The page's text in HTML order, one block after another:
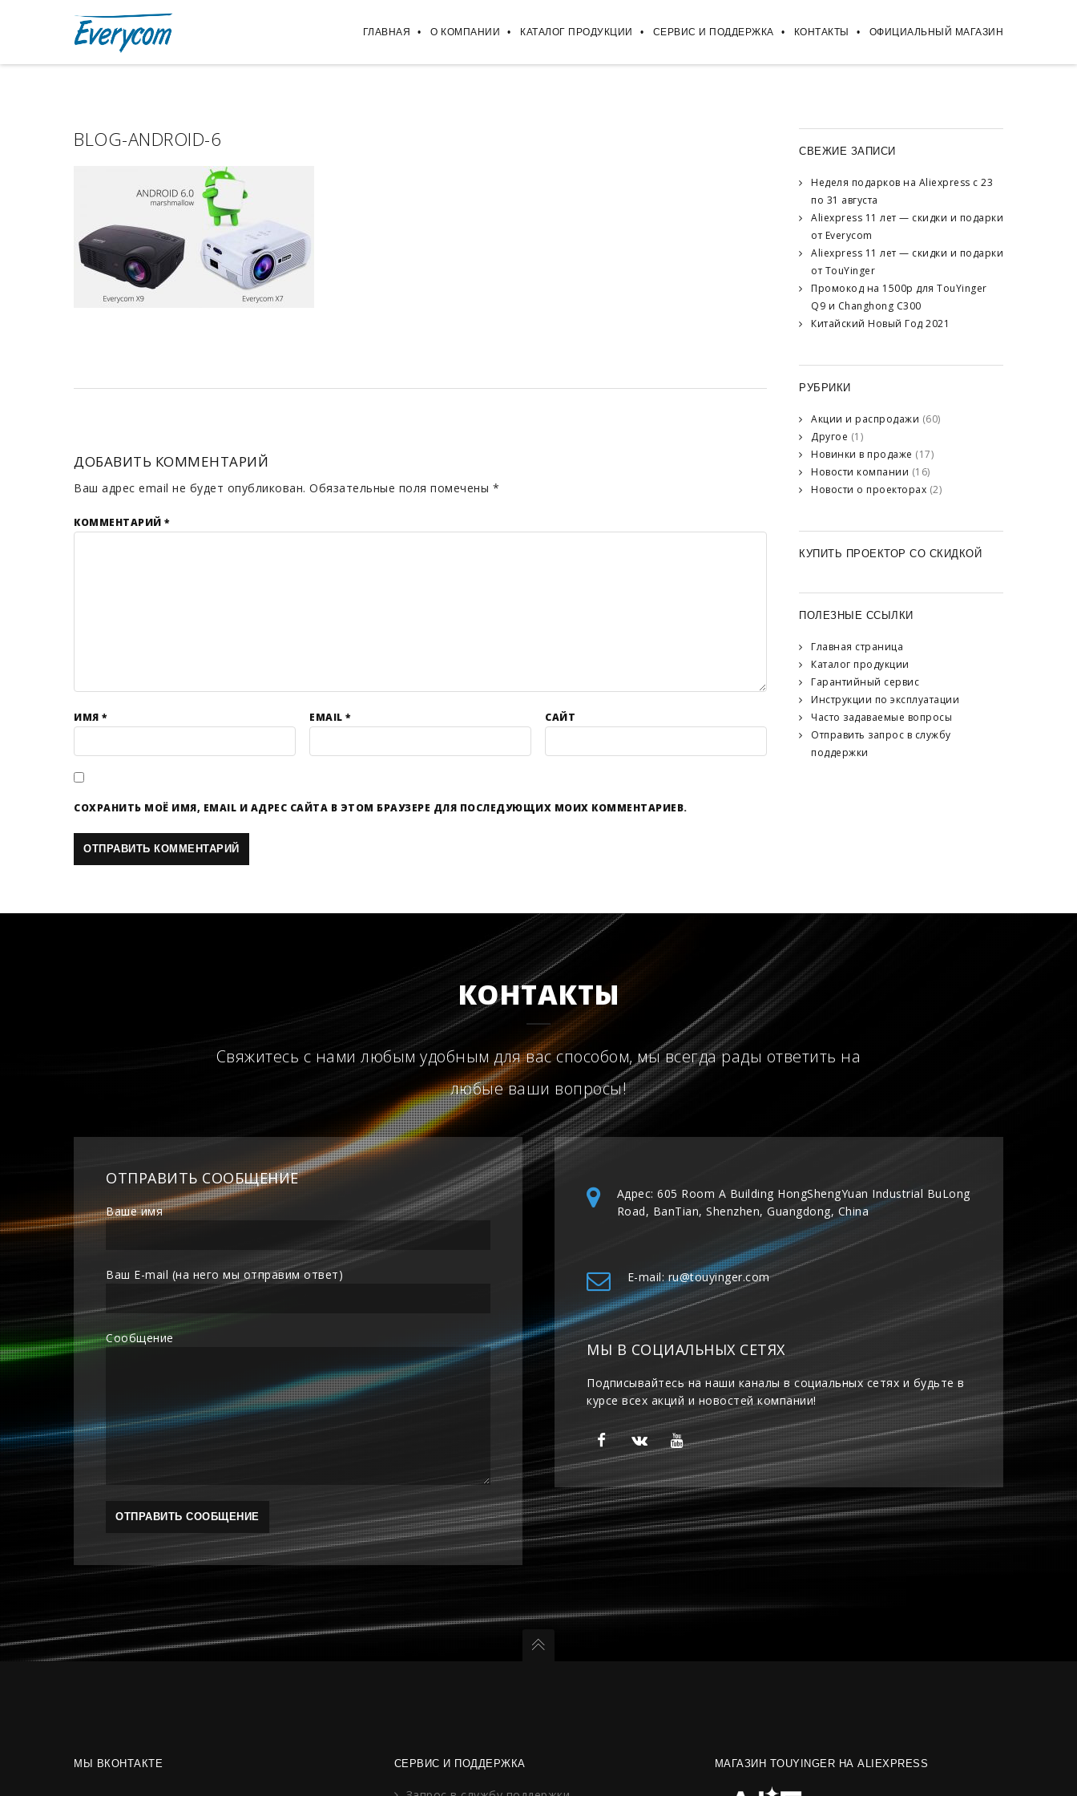
ГЛАВНАЯ О КОМПАНИИ КАТАЛОГ ПРОДУКЦИИ СЕРВИС И ПОДДЕРЖКА КОНТАКТЫ ОФИЦИАЛЬНЫЙ МАГАЗИН
BLOG-ANDROID-6
ДОБАВИТЬ КОММЕНТАРИЙ
Ваш адрес email не будет опубликован. Обязательные поля помечены *
КОММЕНТАРИЙ *
ИМЯ * EMAIL* САЙТ
СОХРАНИТЬ МОЁ ИМЯ, EMAIL И АДРЕС САЙТА В ЭТОМ БРАУЗЕРЕ ДЛЯ ПОСЛЕДУЮЩИХ МОИХ КОММЕНТАРИЕВ.
СВЕЖИЕ ЗАПИСИ
Неделя подарков на Aliexpress с 23
по 31 августа
Aliexpress 11 лет — скидки и подарки
от Everycom
Aliexpress 11 лет — скидки и подарки
от TouYinger
Промокод на 1500р для TouYinger
Q9 и Changhong C300
Китайский Новый Год 2021
РУБРИКИ
Акции и распродажи (60)
Другое (1)
Новинки в продаже (17)
Новости компании (16)
Новости о проекторах (2)
КУПИТЬ ПРОЕКТОР СО СКИДКОЙ
ПОЛЕЗНЫЕ ССЫЛКИ
Главная страница
Каталог продукции
Гарантийный сервис
Инструкции по эксплуатации
Часто задаваемые вопросы
Отправить запрос в службу
поддержки
КОНТАКТЫ
Свяжитесь с нами любым удобным для вас способом, мы всегда рады ответить на
любые ваши вопросы!
ОТПРАВИТЬ СООБЩЕНИЕ
Ваше имя
Ваш E-mail (на него мы отправим ответ)
Сообщение
Адрес: 605 Room A Building HongShengYuan Industrial BuLong
Road, BanTian, Shenzhen, Guangdong, China
E-mail: ru@touyinger.com
МЫ В СОЦИАЛЬНЫХ СЕТЯХ
Подписывайтесь на наши каналы в социальных сетях и будьте в
курсе всех акций и новостей компании!
МЫ ВКОНТАКТЕ СЕРВИС И ПОДДЕРЖКА МАГАЗИН TOUYINGER НА ALIEXPRESS